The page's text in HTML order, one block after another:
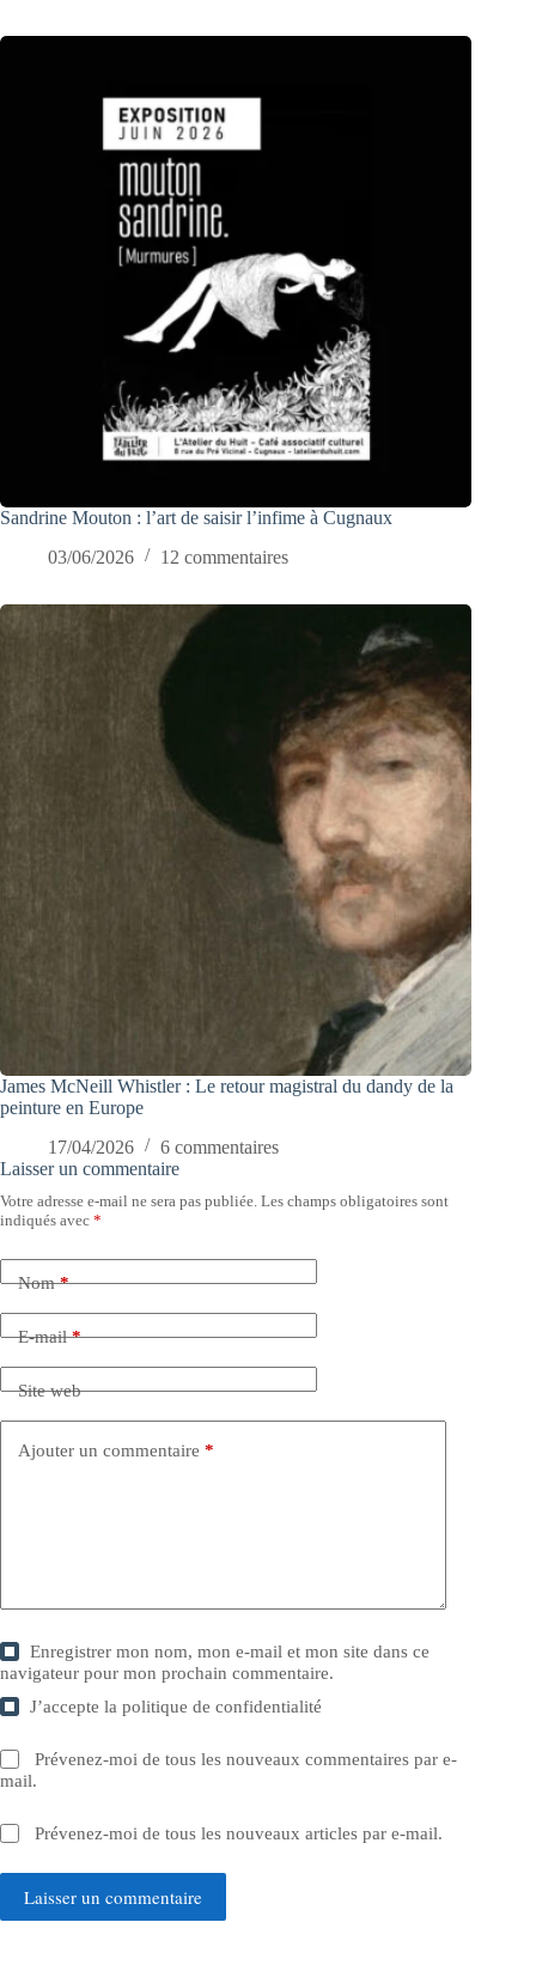
Sandrine Mouton : l’art de saisir l’infime à Cugnaux
03/06/2026
12 commentaires
James McNeill Whistler : Le retour magistral du dandy de la
peinture en Europe
17/04/2026
6 commentaires
Laisser un commentaire
Votre adresse e-mail ne sera pas publiée. Les champs obligatoires sont
indiqués avec *
Nom*
E-mail*
Site web
Ajouter un commentaire *
Enregistrer mon nom, mon e-mail et mon site dans ce
navigateur pour mon prochain commentaire.
J’accepte lapolitique de confidentialité
Prévenez-moi de tous les nouveaux commentaires par e-
mail.
Prévenez-moi de tous les nouveaux articles par e-mail.
Laisser un commentaire